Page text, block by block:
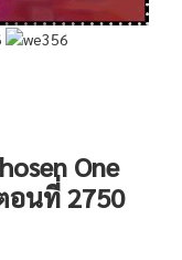
One
นที่ 2750